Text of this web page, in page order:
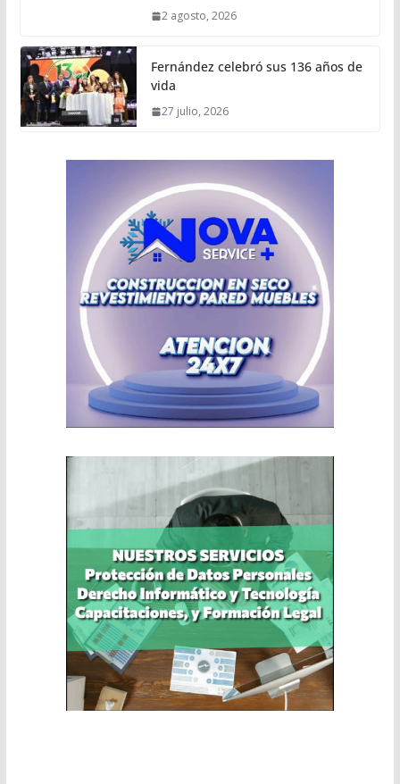
2 agosto, 2026
Fernández celebró sus 136 años de
vida
27 julio, 2026